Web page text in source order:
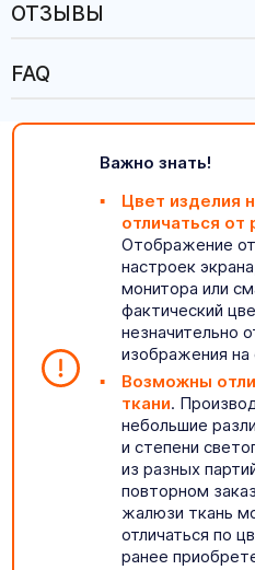
ОТЗЫВЫ
FAQ
Важно знать!
Цвет изделия
отличаться от
Отображение
настроек
монитора или
фактический
незначительно
изображения на
Возможны
ткани.
небольшие
и степени
из разных
повторном
жалюзи ткань
отличаться по
ранее